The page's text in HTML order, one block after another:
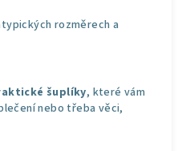
rozměrech a
šuplíky, které vám
nebo třeba věci,